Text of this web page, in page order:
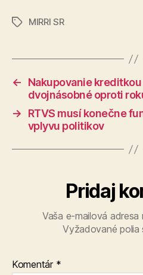
ZnačkyMIRRI SR
←
Nakupovanie
dvojnásobné oproti
→
RTVS musí konečne
vplyvu politikov
Pridaj
Vaša e-mailová adresa
Vyžadované polia
Komentár *